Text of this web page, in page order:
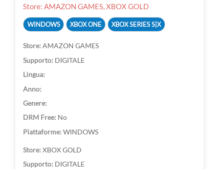
Store: AMAZON GAMES, XBOX GOLD
WINDOWS XBOX ONE XBOX SERIES S|X
AMAZON GAMES
DIGITALE
No
WINDOWS
XBOX GOLD
DIGITALE